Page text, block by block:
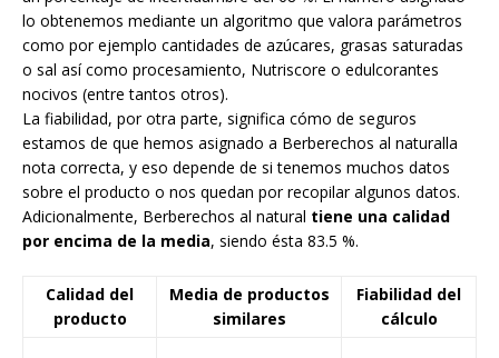
lo obtenemos mediante un algoritmo que valora parámetros
como por ejemplo cantidades de azúcares, grasas saturadas
o sal así como procesamiento, Nutriscore o edulcorantes
nocivos (entre tantos otros).
La fiabilidad, por otra parte, significa cómo de seguros
estamos de que hemos asignado a Berberechos al naturalla
nota correcta, y eso depende de si tenemos muchos datos
sobre el producto o nos quedan por recopilar algunos datos.
Adicionalmente, Berberechos al natural tiene una calidad
por encima de la media, siendo ésta 83.5 %.
Calidad del
producto
Media de productos
similares
Fiabilidad del
cálculo